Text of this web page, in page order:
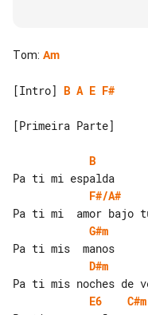
Tom: Am
[Intro] B A E F#
[Primeira Parte]
B
F#/A#
G#m
D#m
E6
C#m